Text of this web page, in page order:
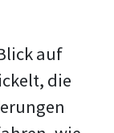
auf
die